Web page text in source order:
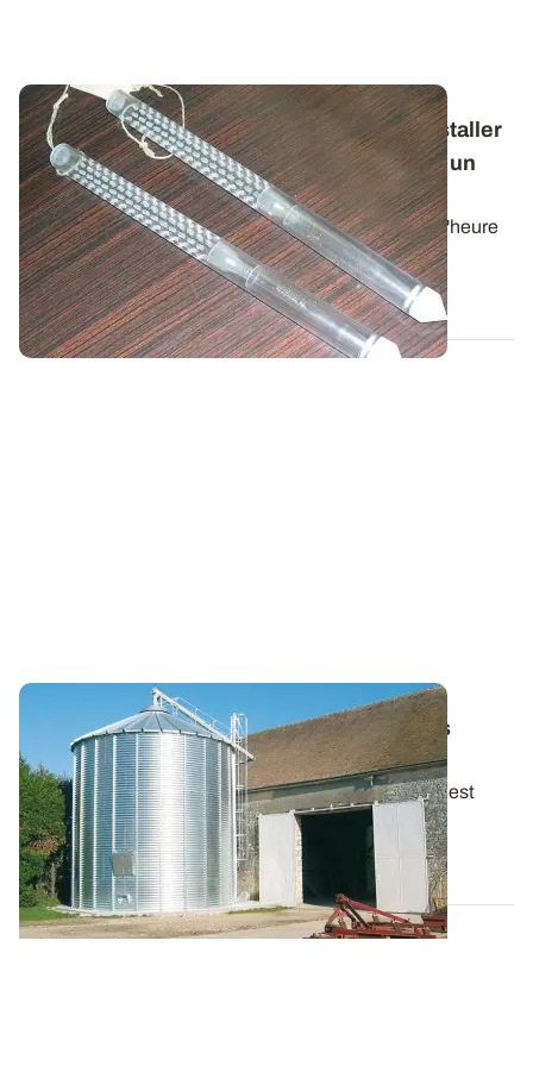
Lutte contre les insectes du stockage - Installer
des pièges pour une détection précoce et un
traitement approprié
Avec la remontée des températures au printemps, l'heure
est à la surveillance des stocks...
14 MARS 2018
Ventilation des grains - Respecter les trois
paliers !
La température des grains au moment de la récolte est
généralement voisine des 30°C. Les...
22 AOÛT 2013